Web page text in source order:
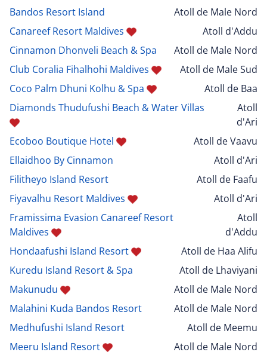
Bandos Resort Island
Atoll de Male Nord
Canareef Resort Maldives
Atoll d'Addu
Cinnamon Dhonveli Beach & Spa
Atoll de Male Nord
Club Coralia Fihalhohi Maldives
Atoll de Male Sud
Coco Palm Dhuni Kolhu & Spa
Atoll de Baa
Diamonds Thudufushi Beach & Water Villas
Atoll
d'Ari
Ecoboo Boutique Hotel
Atoll de Vaavu
Ellaidhoo By Cinnamon
Atoll d'Ari
Filitheyo Island Resort
Atoll de Faafu
Fiyavalhu Resort Maldives
Atoll d'Ari
Framissima Evasion Canareef Resort
Maldives
Atoll
d'Addu
Hondaafushi Island Resort
Atoll de Haa Alifu
Kuredu Island Resort & Spa
Atoll de Lhaviyani
Makunudu
Atoll de Male Nord
Malahini Kuda Bandos Resort
Atoll de Male Nord
Medhufushi Island Resort
Atoll de Meemu
Meeru Island Resort
Atoll de Male Nord